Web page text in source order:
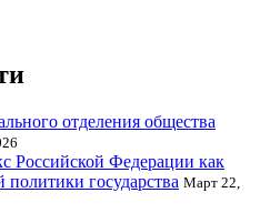
отделения общества
Российской Федерации как
государства Март 22,